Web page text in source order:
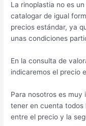
La rinoplastia no es
catalogar de igual
precios estándar, ya
unas condiciones
En la consulta de
indicaremos el precio
Para nosotros es muy
tener en cuenta todos
entre el precio y la